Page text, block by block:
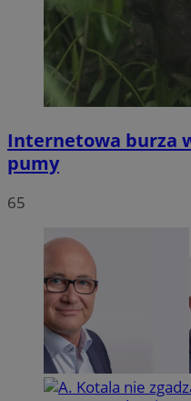
Internetowa burza
pumy
65